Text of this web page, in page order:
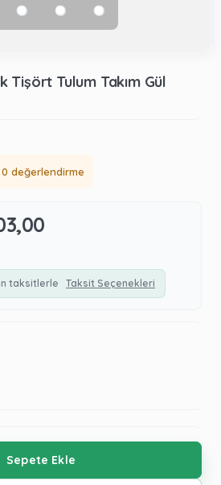
Tişört Tulum Takım Gül
0 değerlendirme
taksitlerle Taksit Seçenekleri